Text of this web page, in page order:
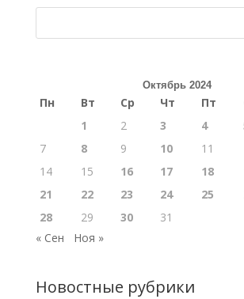
Октябрь 2024
Пн Вт Ср Чт Пт
1
2 3 4
7
8 9 10 11
14
15 16 17 18
21
22 23 24 25
28
29 30
31
« Сен
Ноя »
Новостные рубрики